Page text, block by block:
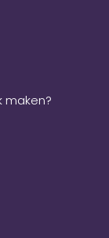
maken?